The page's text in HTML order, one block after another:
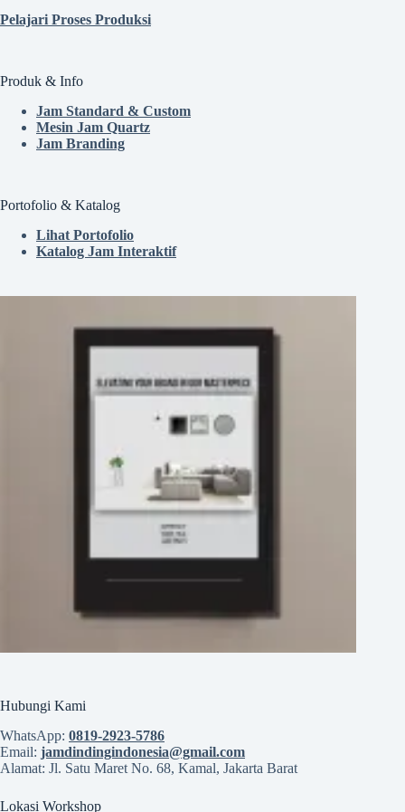
Pelajari Proses Produksi
Produk & Info
Jam Standard & Custom
Mesin Jam Quartz
Jam Branding
Portofolio & Katalog
Lihat Portofolio
Katalog Jam Interaktif
Hubungi Kami
WhatsApp: 0819‑2923‑5786
Email: jamdindingindonesia@gmail.com
Alamat: Jl. Satu Maret No. 68, Kamal, Jakarta Barat
Lokasi Workshop